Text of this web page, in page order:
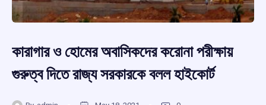
কারাগার ও হোমের অবাসিকদের করোনা পরীক্ষায়
গুরুত্ব দিতে রাজ্য সরকারকে বলল হাইকোর্ট